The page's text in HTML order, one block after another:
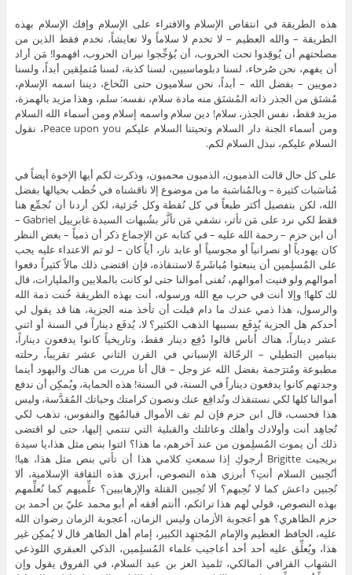
هذه الطريقة في انتقاص الإسلام والافتراء على الإسلام وإفك الإسلام بهذه
الطريقة – والله العظيم – لا تخدم لا سلاماً ولا تعايشاً، تخدم فقط الذين من
مصلحتهم أن يُوقِدوا تحت الحروب، أن يُؤجِّجوا نيران الحروب، افهموا! مَن أراد
أن يفهم، نحن صُرحاء، لسنا دبلوماسيين، لسنا كذبة، لسنا مُتملِقين أبداً، ولسنا
دمويين – بفضل الله – أبداً، نحن سلاميون حتى النُخاع، ديننا اسمه الإسلام،
مُشتَق من الجذر ذاته المُشتَق منه مادة سلام، نفسه: سلم، وهذا مزيد بالهمزة،
مزيد فقط، نفس الجذر، سلام! دين سلام واسمه إسلام ومن أسماء الله السلام
ومن أسماء الجنة دار السلام وتحيتنا السلام عليكم Peace upon you، نقول
السلام عليكم، نبذل السلام لكم.
على كل حال قالت الذميون، الذميون محميون، وذكرت لكم أيها الإخوة أيضاً في
مُناسَبات كثيرة – وبالمُناسَبة ما من موضوع إلا ناقشناه في خُطب بحيالها بفضل
الله، لكن بتفصيل أكثر طبعاً في كل نُقطة وكل جُزئية، لكن أردنا أن نُجمِّع هنا
فقط لكي نرد على مَن تأثر، نشفي مَن تأثَّر بشُبهات السيدة غابرييل Gabriel –
أن ابن حزم – رحمة الله عليه – في كتابه عن الإجماع ذكر أن ذمياً – بغض النظر
كان يهودياً أو نصرانياً أو مجوسياً أو عابد نار، أياً كان – لو تم الاعتداء عليه يجب
على المُسلِمين أن ينبعثوا مُباشَرةً لاستنقاذه، فإن اقتضى ذلك مالاً كثيراً دفعوا
أموالهم ولو فنيت أموالهم، تُفنى أموالنا حتى لو كانت بالملايين والمليارات، قال
لك كلها! وإلا أنت في حرب مع الله ورسوله، أنت بهذه الطريقة خُنت ذمة الله
والرسول، هذا ذمي عندك ما دام قبلت أن تأخذ منه الجزية، هنا قد يقول لي
أحدكم هل الجزية يُدفَع بسببها الذهب الكثير؟ لا، يُدفَع ديناراً في السنة أو اثني
عشر ديناراً، هناك أُناس قالوا دُفِع دينار فقط، وتاريخياً كانوا يدفعون ديناراً،
بنيامين التطيلي – الرحّالة الإسباني في القرن الثاني عشر تقريباً، رحلته
مطبوعة ومُترَجمة بفضل الله عز وجل – قال أنا مررت من هناك واليهود أينما
وجدتهم كانوا يدفعون ديناراً في السنة، في السنة! هذه الحماية، ويُمكِن أن ندفع
أموالنا كلها لكي نستنقذك ونُدافِع عنك ونصون كرامتك وحياتك المُقدَّسة، وليس
هذا فحسب، قال ابن حزم فإن لم تف الأموال فبالمُهج والنفوس، تذهب لكي
تُجاهِد أنت وأولادك وأهلك وعائلتك والقبلية التي تنتمي إليها، حتى لو اقتضى
ذلك أن يموت المُسلِمون من عند آخرهم، ما هذا؟ ائتوا بنص مثل هذا،يا سيدة
بريجيت Brigitte أرجوكِ إذا سمعتِ كلامي هذا أن تأتي بنص مثل هذا، هيا!
أتُحِبين السلام أنتِ؟ أبرزي هذه النصوص، أبرزي هذه الثقافة الإسلامية، ألا
تُحِبين داعش كما لا نُحِبهم؟ ألا تُحِبين القتلة والإرهابيين؟ علِّميهم كما نُعلِّمهم
بهذه النصوص، قولي لهم هذا تراثكم، أأنتم أفقه أم أبو محمد عليّ بن أحمد بن
حزم الظاهري؟ هو أعجوبة الأزمان وليس الزمان، أعجوبة الزمان رضوان الله
عليه، الحافظ العظيم والإمام المُجتهِد الكبير، إمام أهل الظاهر قال لا يُمكِن غير
هذا، ويُعلِّق عليه أحد أحد أعاجيب علماء المُسلِمين، الذكي العبقري اللوذعي
الشهاب القرافي المالكي، تَلميذ العز بن عبد السلام، في الفروق يقول وإن